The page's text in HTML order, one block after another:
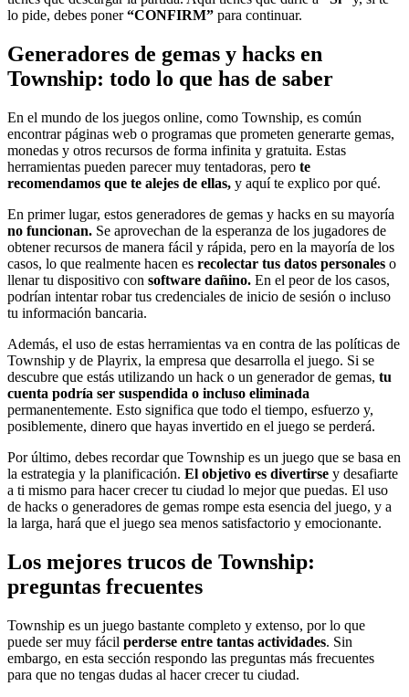
lo pide, debes poner“CONFIRM” para continuar.
Generadores de gemas y hacks en
Township: todo lo que has de saber
En el mundo de los juegos online, como Township, es común
encontrar páginas web o programas que prometen generarte gemas,
monedas y otros recursos de forma infinita y gratuita. Estas
herramientas pueden parecer muy tentadoras, pero te
recomendamos que te alejes de ellas, y aquí te explico por qué.
En primer lugar, estos generadores de gemas y hacks en su mayoría
no funcionan. Se aprovechan de la esperanza de los jugadores de
obtener recursos de manera fácil y rápida, pero en la mayoría de los
casos, lo que realmente hacen es recolectar tus datos personales o
llenar tu dispositivo con software dañino. En el peor de los casos,
podrían intentar robar tus credenciales de inicio de sesión o incluso
tu información bancaria.
Además, el uso de estas herramientas va en contra de las políticas de
Township y de Playrix, la empresa que desarrolla el juego. Si se
descubre que estás utilizando un hack o un generador de gemas, tu
cuenta podría ser suspendida o incluso eliminada
permanentemente. Esto significa que todo el tiempo, esfuerzo y,
posiblemente, dinero que hayas invertido en el juego se perderá.
Por último, debes recordar que Township es un juego que se basa en
la estrategia y la planificación. El objetivo es divertirse y desafiarte
a ti mismo para hacer crecer tu ciudad lo mejor que puedas. El uso
de hacks o generadores de gemas rompe esta esencia del juego, y a
la larga, hará que el juego sea menos satisfactorio y emocionante.
Los mejores trucos de Township:
preguntas frecuentes
Township es un juego bastante completo y extenso, por lo que
puede ser muy fácil perderse entre tantas actividades. Sin
embargo, en esta sección respondo las preguntas más frecuentes
para que no tengas dudas al hacer crecer tu ciudad.